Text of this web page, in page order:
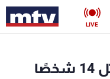
LIVE
وزارة الصحة الإيرانية: مقتل 14 شخصًا